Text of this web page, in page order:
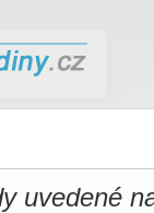
uvedené